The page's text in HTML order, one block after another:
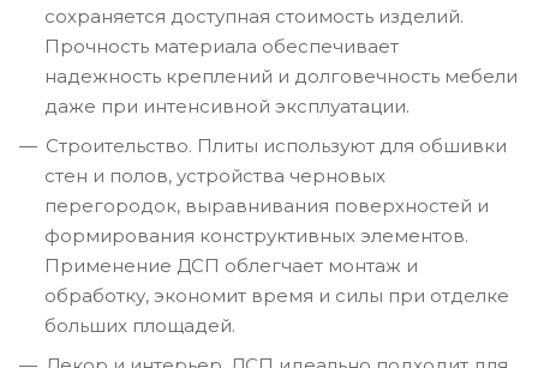
сохраняется доступная стоимость изделий.
Прочность материала обеспечивает
надежность креплений и долговечность мебели
даже при интенсивной эксплуатации.
Строительство. Плиты используют для обшивки
стен и полов, устройства черновых
перегородок, выравнивания поверхностей и
формирования конструктивных элементов.
Применение ДСП облегчает монтаж и
обработку, экономит время и силы при отделке
больших площадей.